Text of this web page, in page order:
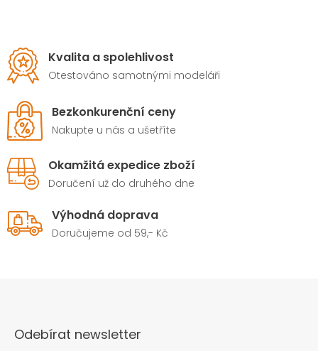
Kvalita a spolehlivost
Otestováno samotnými modeláři
Bezkonkurenční ceny
Nakupte u nás a ušetříte
Okamžitá expedice zboží
Doručení už do druhého dne
Výhodná doprava
Doručujeme od 59,- Kč
Odebírat newsletter